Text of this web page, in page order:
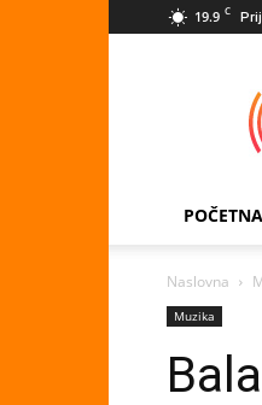
19.9 C
POČETNA
Naslovna
Muzika